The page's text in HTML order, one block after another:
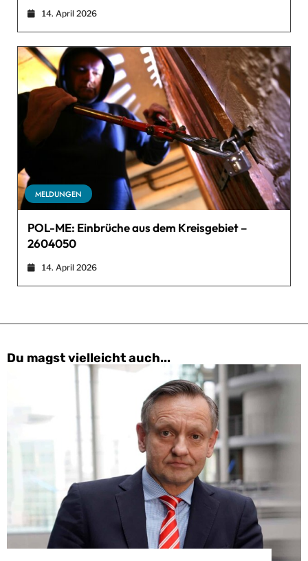
14. April 2026
MELDUNGEN
POL-ME: Einbrüche aus dem Kreisgebiet –
2604050
14. April 2026
Du magst vielleicht auch...